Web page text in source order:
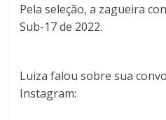
Pela seleção, a zagueira
Sub-17 de 2022.
Luiza falou sobre sua
Instagram: